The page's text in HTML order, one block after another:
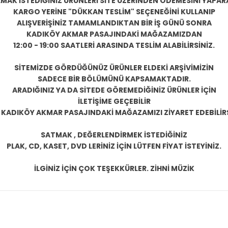
KARGO YERİNE "DÜKKAN TESLİM" SEÇENEĞİNİ KULLANIP
ALIŞVERİŞİNİZ TAMAMLANDIKTAN BİR İŞ GÜNÜ SONRA
KADIKÖY AKMAR PASAJINDAKİ MAĞAZAMIZDAN
12:00 - 19:00 SAATLERİ ARASINDA TESLİM ALABİLİRSİNİZ.
SİTEMİZDE GÖRDÜĞÜNÜZ ÜRÜNLER ELDEKİ ARŞİVİMİZİN
SADECE BİR BÖLÜMÜNÜ KAPSAMAKTADIR.
ARADIĞINIZ YA DA SİTEDE GÖREMEDİĞİNİZ ÜRÜNLER İÇİN
İLETİŞİME GEÇEBİLİR
KADIKÖY AKMAR PASAJINDAKİ MAĞAZAMIZI ZİYARET
SATMAK , DEĞERLENDİRMEK İSTEDİĞİNİZ
PLAK, CD, KASET, DVD LERİNİZ İÇİN LÜTFEN FİYAT İSTEYİNİZ.
İLGİNİZ İÇİN ÇOK TEŞEKKÜRLER. ZİHNİ MÜZİK